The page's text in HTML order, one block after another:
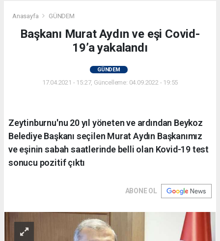
Anasayfa GÜNDEM
Başkanı Murat Aydın ve eşi Covid-
19’a yakalandı
GÜNDEM
17.04.2021 - 15:27, Güncelleme: 04.09.2022 - 19:55
Zeytinburnu'nu 20 yıl yöneten ve ardından Beykoz
Belediye Başkanı seçilen Murat Aydın Başkanımız
ve eşinin sabah saatlerinde belli olan Kovid-19 test
sonucu pozitif çıktı
ABONE OL